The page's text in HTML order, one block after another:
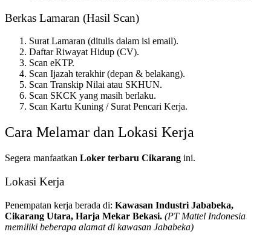
Berkas Lamaran (Hasil Scan)
Surat Lamaran (ditulis dalam isi email).
Daftar Riwayat Hidup (CV).
Scan eKTP.
Scan Ijazah terakhir (depan & belakang).
Scan Transkip Nilai atau SKHUN.
Scan SKCK yang masih berlaku.
Scan Kartu Kuning / Surat Pencari Kerja.
Cara Melamar dan Lokasi Kerja
Segera manfaatkan Loker terbaru Cikarang ini.
Lokasi Kerja
Penempatan kerja berada di: Kawasan Industri Jababeka,
Cikarang Utara, Harja Mekar Bekasi. (PT Mattel Indonesia
memiliki beberapa alamat di kawasan Jababeka)